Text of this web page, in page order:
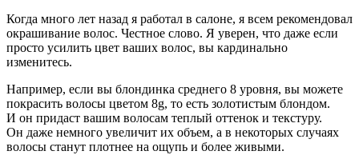
Когда много лет назад я работал в салоне, я всем рекомендовал
окрашивание волос. Честное слово. Я уверен, что даже если
просто усилить цвет ваших волос, вы кардинально
изменитесь.
Например, если вы блондинка среднего 8 уровня, вы можете
покрасить волосы цветом 8g, то есть золотистым блондом.
И он придаст вашим волосам теплый оттенок и текстуру.
Он даже немного увеличит их объем, а в некоторых случаях
волосы станут плотнее на ощупь и более живыми.